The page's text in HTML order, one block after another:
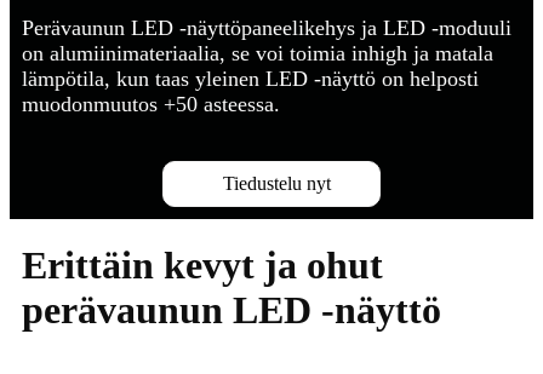
Perävaunun LED -näyttöpaneelikehys ja LED -moduuli
on alumiinimateriaalia, se voi toimia inhigh ja matala
lämpötila, kun taas yleinen LED -näyttö on helposti
muodonmuutos +50 asteessa.
Tiedustelu nyt
Erittäin kevyt ja ohut
perävaunun LED -näyttö